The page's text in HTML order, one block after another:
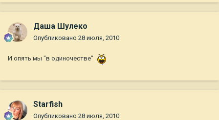
Даша Шулеко
Опубликовано 28 июля, 2010
И опять мы "в одиночестве"
Starfish
Опубликовано 28 июля, 2010